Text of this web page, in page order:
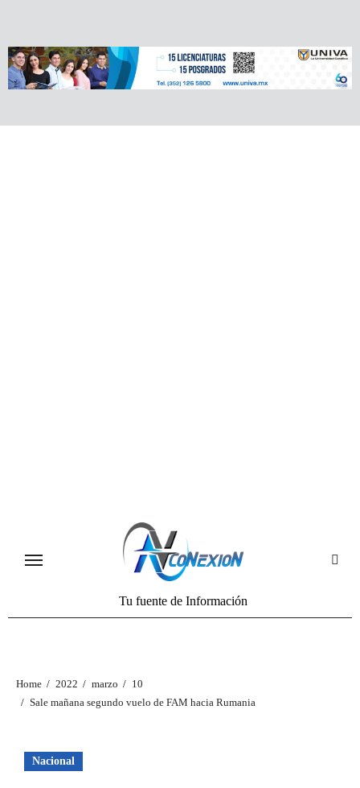
Tu fuente de Información
Home 2022 marzo
10
Sale mañana segundo vuelo de FAM hacia Rumania
Nacional